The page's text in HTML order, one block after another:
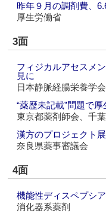
昨年９月の調剤費、
厚生労働省
3面
フィジカルアセスメ
見に
日本静脈経腸栄養学
“薬歴未記載”問題で
東京都薬剤師会、千
漢方のプロジェクト
奈良県薬事審議会
4面
機能性ディスペプシ
消化器系薬剤